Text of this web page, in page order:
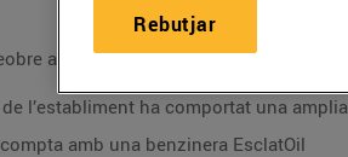
ampliat com a Bonpreu
l’establiment ha comportat una
amb una benzinera EsclatOil
Rebutjar